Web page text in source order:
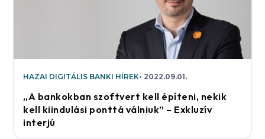
HAZAI DIGITÁLIS BANKI HÍREK 2022.09.01.
„A bankokban szoftvert kell építeni, nekik
kell kiindulási ponttá válniuk” – Exkluzív
interjú